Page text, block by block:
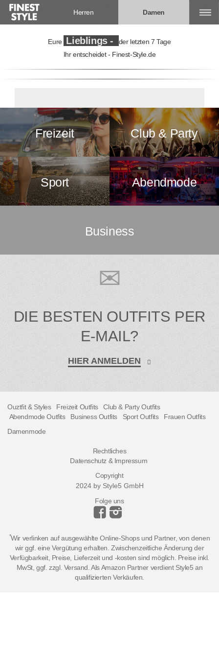
Herren Damen
Eure Lieblings -
der letzten 7 Tage
Ihr entscheidet - Finest-Style.de
Freizeit Club & Party
Sport Abendmode
Business
DIE BESTEN OUTFITS PER
E-MAIL?
HIER ANMELDEN
Ouztfit & Styles Freizeit Outfits
Club & Party Outfits
Abendmode Outfits
Business Outfits Sport Outfits
Frauen Outfits
Damenmode
Rechtliches
Datenschutz & Impressum
Copyright
2024 by Style5 GmbH
Folge uns
*Wir verlinken auf ausgewählte Online-Shops und Partner, von denen
wir ggf. eine Vergütung erhalten. Zwischenzeitliche Änderung der
Verfügbarkeit, Preise, Lieferzeit und -kosten sind möglich. Preise inkl.
MwSt, ggf. zzgl. Versand. Als Amazon Partner verdient Style5 an
qualifizierten Verkäufen.